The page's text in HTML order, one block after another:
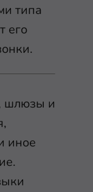
типа
его
шлюзы и
иное